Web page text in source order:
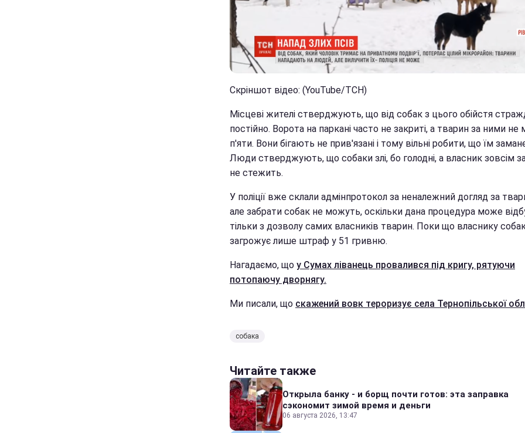
Скріншот відео: (YouTube/ТСН)
Місцеві жителі стверджують, що від собак з цього обійстя
постійно. Ворота на паркані часто не закриті, а тварин за ними
п'яти. Вони бігають не прив'язані і тому вільні робити, що їм
Люди стверджують, що собаки злі, бо голодні, а власник зовсім
не стежить.
У поліції вже склали адмінпротокол за неналежний догляд за
але забрати собак не можуть, оскільки дана процедура може
тільки з дозволу самих власників тварин. Поки що власнику
загрожує лише штраф у 51 гривню.
Нагадаємо, що у Сумах ліванець провалився під кригу, рятуючи
потопаючу дворнягу.
Ми писали, що скажений вовк тероризує села Тернопільської
собака
Читайте также
Открыла банку - и борщ почти готов: эта заправка
сэкономит зимой время и деньги
06 августа 2026, 13:47